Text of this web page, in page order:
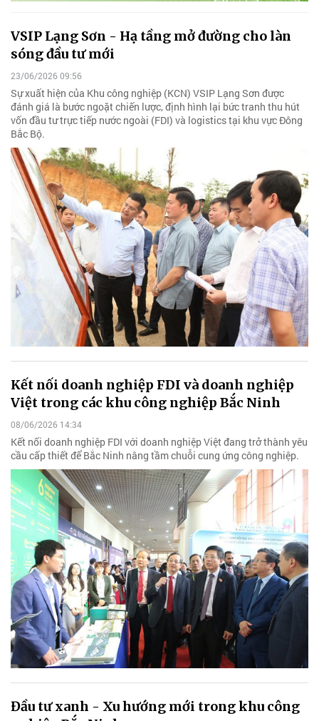
VSIP Lạng Sơn - Hạ tầng mở đường cho làn
sóng đầu tư mới
23/06/2026 09:56
Sự xuất hiện của Khu công nghiệp (KCN) VSIP Lạng Sơn được
đánh giá là bước ngoặt chiến lược, định hình lại bức tranh thu hút
vốn đầu tư trực tiếp nước ngoài (FDI) và logistics tại khu vực Đông
Bắc Bộ.
Kết nối doanh nghiệp FDI và doanh nghiệp
Việt trong các khu công nghiệp Bắc Ninh
08/06/2026 14:34
Kết nối doanh nghiệp FDI với doanh nghiệp Việt đang trở thành yêu
cầu cấp thiết để Bắc Ninh nâng tầm chuỗi cung ứng công nghiệp.
Đầu tư xanh - Xu hướng mới trong khu công